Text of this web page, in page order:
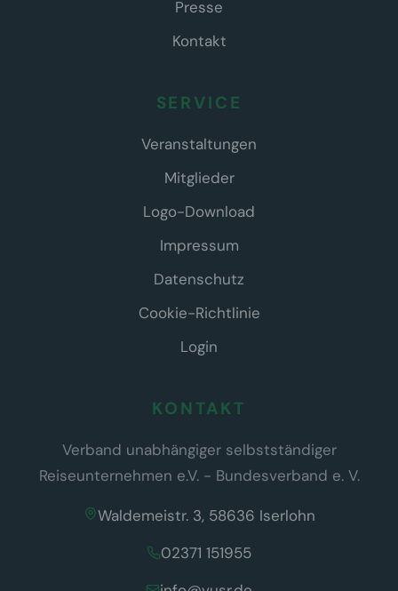
Presse
Kontakt
SERVICE
Veranstaltungen
Mitglieder
Logo-Download
Impressum
Datenschutz
Cookie-Richtlinie
Login
KONTAKT
Verband unabhängiger selbstständiger
Reiseunternehmen e.V. - Bundesverband e. V.
Waldemeistr. 3, 58636 Iserlohn
02371 151955